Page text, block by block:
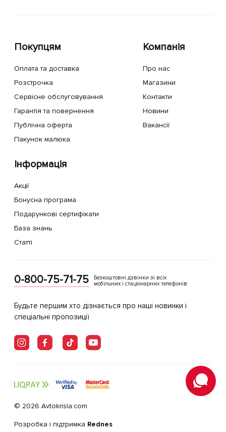
Покупцям
Оплата та доставка
Розстрочка
Сервісне обслуговування
Гарантія та повернення
Публічна оферта
Пакунок малюка
Компанія
Про нас
Магазини
Контакти
Новини
Вакансії
Інформація
Акції
Бонусна програма
Подарункові сертифікати
База знань
Статті
0-800-75-71-75
Безкоштовні дзвінки зі всіх
мобільних і стаціонарних телефонів
Будьте першим хто дізнається про наші новинки і
спеціальні пропозиції
© 2026 Avtokrisla.com
Розробка і підтримка Rednes